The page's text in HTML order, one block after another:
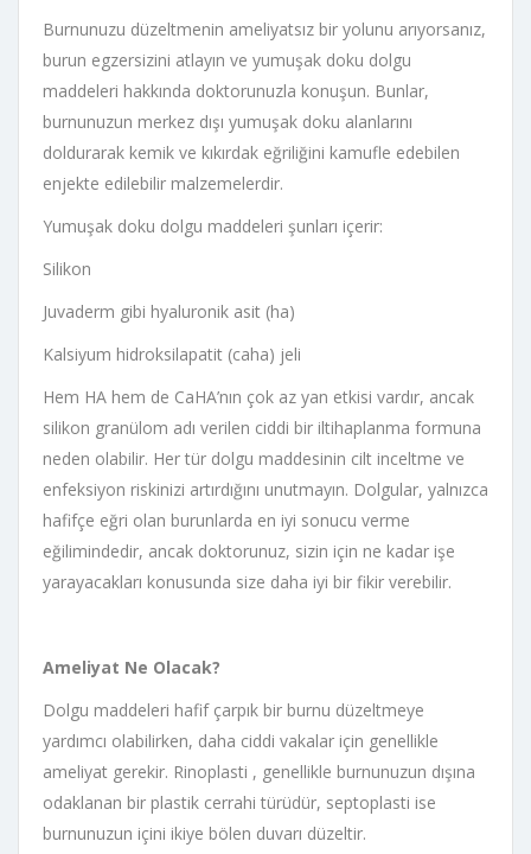
Burnunuzu düzeltmenin ameliyatsız bir yolunu arıyorsanız,
burun egzersizini atlayın ve yumuşak doku dolgu
maddeleri hakkında doktorunuzla konuşun. Bunlar,
burnunuzun merkez dışı yumuşak doku alanlarını
doldurarak kemik ve kıkırdak eğriliğini kamufle edebilen
enjekte edilebilir malzemelerdir.
Yumuşak doku dolgu maddeleri şunları içerir:
Silikon
Juvaderm gibi hyaluronik asit (ha)
Kalsiyum hidroksilapatit (caha) jeli
Hem HA hem de CaHA’nın çok az yan etkisi vardır, ancak
silikon granülom adı verilen ciddi bir iltihaplanma formuna
neden olabilir. Her tür dolgu maddesinin cilt inceltme ve
enfeksiyon riskinizi artırdığını unutmayın. Dolgular, yalnızca
hafifçe eğri olan burunlarda en iyi sonucu verme
eğilimindedir, ancak doktorunuz, sizin için ne kadar işe
yarayacakları konusunda size daha iyi bir fikir verebilir.
Ameliyat Ne Olacak?
Dolgu maddeleri hafif çarpık bir burnu düzeltmeye
yardımcı olabilirken, daha ciddi vakalar için genellikle
ameliyat gerekir. Rinoplasti , genellikle burnunuzun dışına
odaklanan bir plastik cerrahi türüdür, septoplasti ise
burnunuzun içini ikiye bölen duvarı düzeltir.